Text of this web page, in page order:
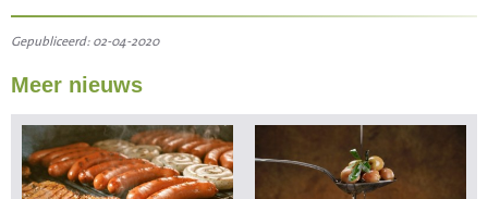
Gepubliceerd: 02-04-2020
Meer nieuws